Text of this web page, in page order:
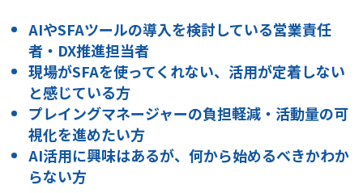
AIやSFAツールの導入を検討している営業責任
者・DX推進担当者
現場がSFAを使ってくれない、活用が定着しない
と感じている方
プレイングマネージャーの負担軽減・活動量の可
視化を進めたい方
AI活用に興味はあるが、何から始めるべきかわか
らない方